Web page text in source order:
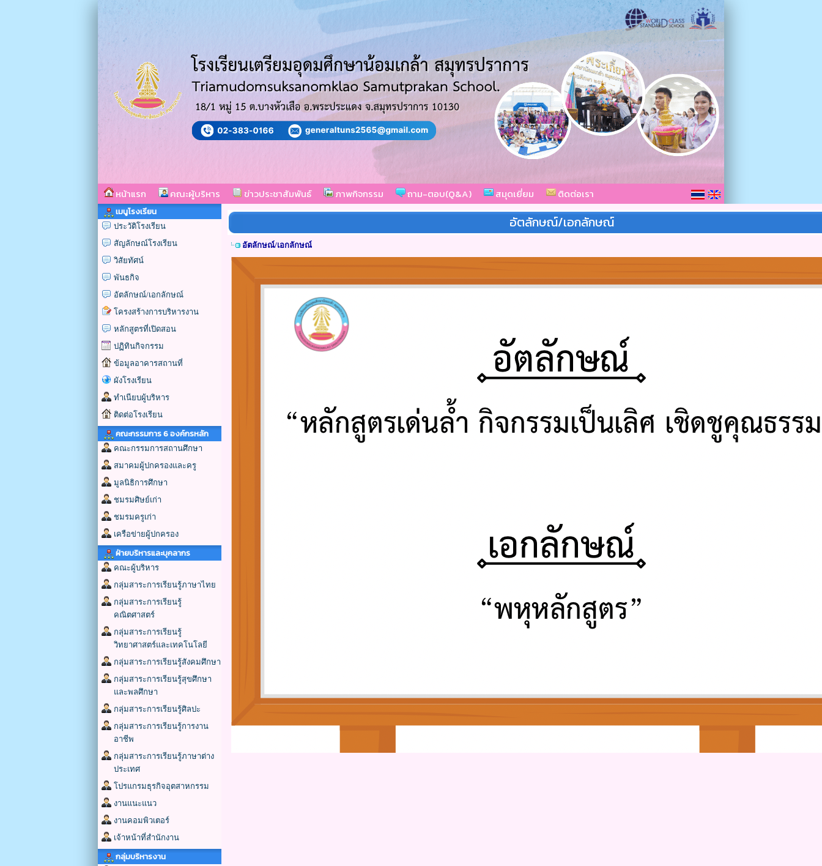
หน้าแรก คณะผู้บริหาร ข่าวประชาสัมพันธ์ ภาพกิจกรรม ถาม-ตอบ(Q&A) สมุดเยี่ยม ติดต่อเรา
เมนูโรงเรียน
ประวัติโรงเรียน
สัญลักษณ์โรงเรียน
วิสัยทัศน์
พันธกิจ
อัตลักษณ์/เอกลักษณ์
โครงสร้างการบริหารงาน
หลักสูตรที่เปิดสอน
ปฏิทินกิจกรรม
ข้อมูลอาคารสถานที่
ผังโรงเรียน
ทำเนียบผู้บริหาร
ติดต่อโรงเรียน
คณะกรรมการ 6 องค์กรหลัก
คณะกรรมการสถานศึกษา
สมาคมผู้ปกครองและครู
มูลนิธิการศึกษา
ชมรมศิษย์เก่า
ชมรมครูเก่า
เครือข่ายผู้ปกครอง
ฝ่ายบริหารและบุคลากร
คณะผู้บริหาร
กลุ่มสาระการเรียนรู้ภาษาไทย
กลุ่มสาระการเรียนรู้
คณิตศาสตร์
กลุ่มสาระการเรียนรู้
วิทยาศาสตร์และเทคโนโลยี
กลุ่มสาระการเรียนรู้สังคมศึกษา
กลุ่มสาระการเรียนรู้สุขศึกษา
และพลศึกษา
กลุ่มสาระการเรียนรู้ศิลปะ
กลุ่มสาระการเรียนรู้การงาน
อาชีพ
กลุ่มสาระการเรียนรู้ภาษาต่าง
ประเทศ
โปรแกรมธุรกิจอุตสาหกรรม
งานแนะแนว
งานคอมพิวเตอร์
เจ้าหน้าที่สำนักงาน
กลุ่มบริหารงาน
อัตลักษณ์/เอกลักษณ์
อัตลักษณ์/เอกลักษณ์